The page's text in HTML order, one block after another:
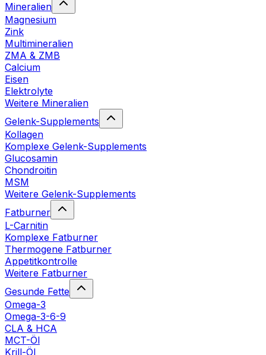
Mineralien
Magnesium
Zink
Multimineralien
ZMA & ZMB
Calcium
Eisen
Elektrolyte
Weitere Mineralien
Gelenk-Supplements
Kollagen
Komplexe Gelenk-Supplements
Glucosamin
Chondroitin
MSM
Weitere Gelenk-Supplements
Fatburner
L-Carnitin
Komplexe Fatburner
Thermogene Fatburner
Appetitkontrolle
Weitere Fatburner
Gesunde Fette
Omega-3
Omega-3-6-9
CLA & HCA
MCT-Öl
Krill-Öl